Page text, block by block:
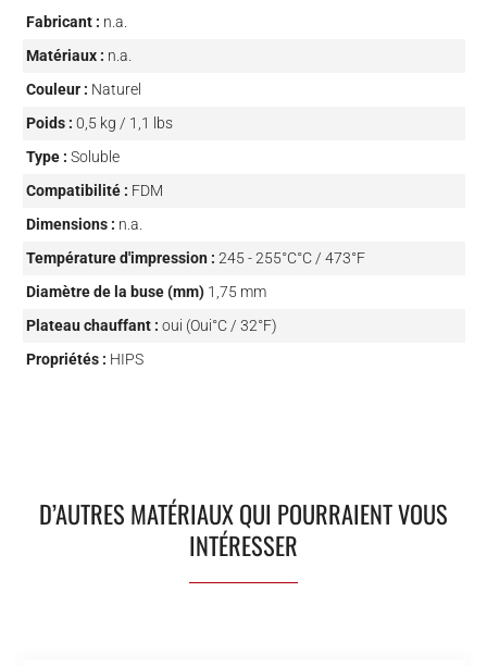
Fabricant : n.a.
Matériaux : n.a.
Couleur : Naturel
Poids : 0,5 kg / 1,1 lbs
Type : Soluble
Compatibilité : FDM
Dimensions : n.a.
Température d'impression : 245 - 255°C°C / 473°F
Diamètre de la buse (mm) 1,75 mm
Plateau chauffant : oui (Oui°C / 32°F)
Propriétés : HIPS
D’AUTRES MATÉRIAUX QUI POURRAIENT VOUS
INTÉRESSER